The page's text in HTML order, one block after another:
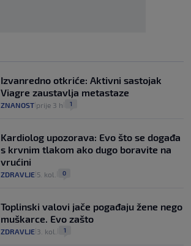
Izvanredno otkriće: Aktivni sastojak
Viagre zaustavlja metastaze
ZNANOST prije 3 h 1
Kardiolog upozorava: Evo što se događa
s krvnim tlakom ako dugo boravite na
vrućini
ZDRAVLJE 5. kol. 0
Toplinski valovi jače pogađaju žene nego
muškarce. Evo zašto
ZDRAVLJE 3. kol. 1